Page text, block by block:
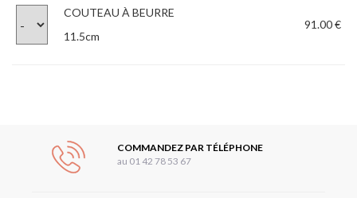
COUTEAU À BEURRE
11.5cm
91.00 €
COMMANDEZ PAR TÉLÉPHONE
au 01 42 78 53 67